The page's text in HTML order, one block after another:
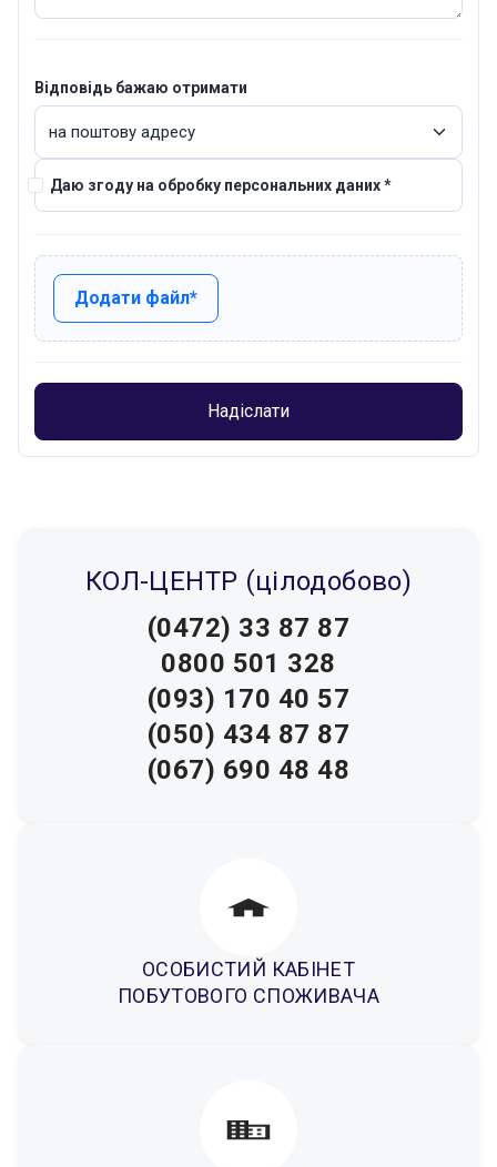
Відповідь бажаю отримати
Даю згоду на обробку персональних даних *
Додати файл*
Надіслати
КОЛ-ЦЕНТР (цілодобово)
(0472) 33 87 87
0800 501 328
(093) 170 40 57
(050) 434 87 87
(067) 690 48 48
ОСОБИСТИЙ КАБІНЕТ
ПОБУТОВОГО СПОЖИВАЧА